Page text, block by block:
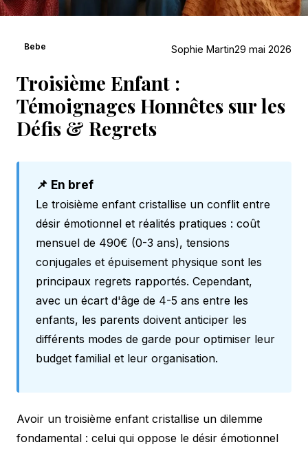
Bebe Sophie Martin29 mai 2026
Troisième Enfant :
Témoignages Honnêtes sur les
Défis & Regrets
📌 En bref
Le troisième enfant cristallise un conflit entre
désir émotionnel et réalités pratiques : coût
mensuel de 490€ (0-3 ans), tensions
conjugales et épuisement physique sont les
principaux regrets rapportés. Cependant,
avec un écart d'âge de 4-5 ans entre les
enfants, les parents doivent anticiper les
différents modes de garde pour optimiser leur
budget familial et leur organisation.
Avoir un troisième enfant cristallise un dilemme
fondamental : celui qui oppose le désir émotionnel